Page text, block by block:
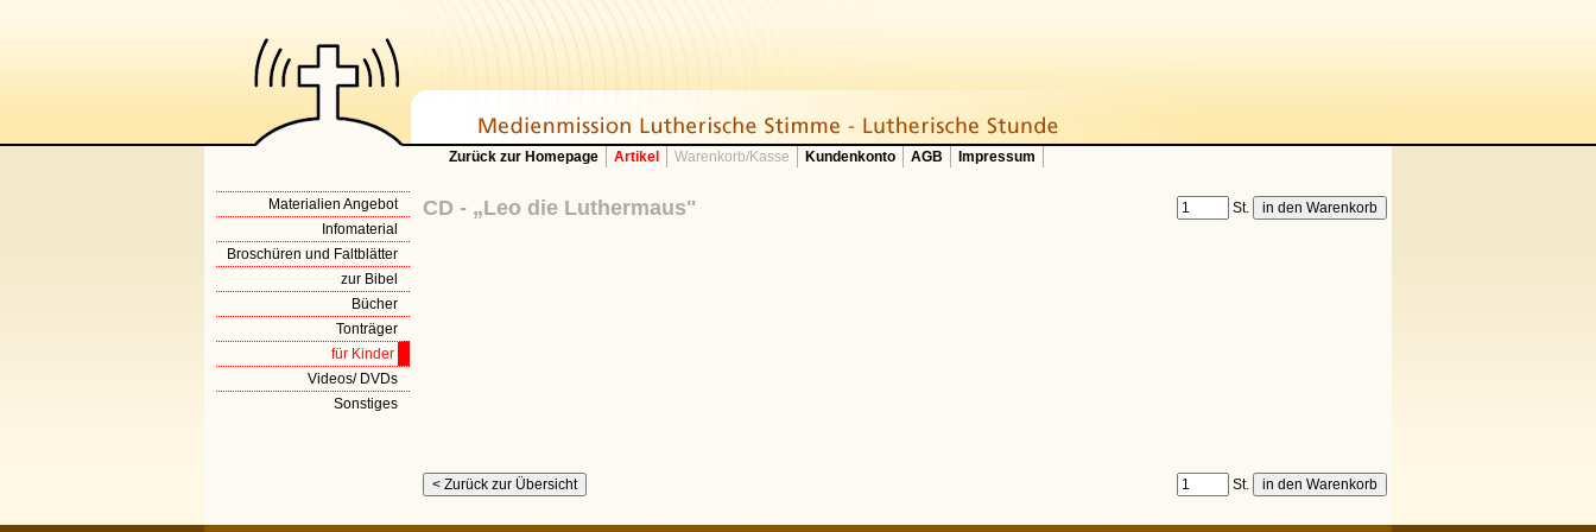
Zurück zur Homepage Artikel Warenkorb/Kasse Kundenkonto AGB Impressum
Materialien Angebot
Infomaterial
Broschüren und Faltblätter
zur Bibel
Bücher
Tonträger
für Kinder
Videos/ DVDs
Sonstiges
St.
CD - „Leo die Luthermaus"
St.